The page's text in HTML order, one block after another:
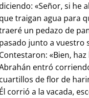
«Señor, si he
que traigan agua para
un pedazo de
pasado junto a vuestro
Contestaron: «Bien,
entró
cuartillos de flor de
Él corrió a la vacada,